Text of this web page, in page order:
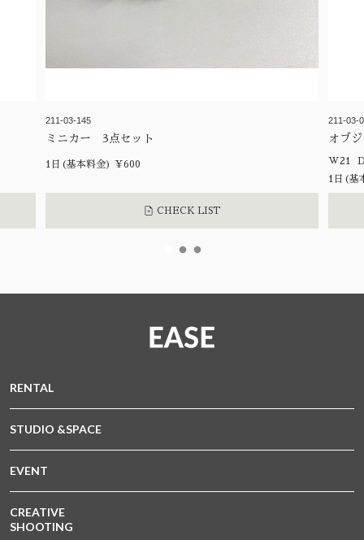
211-03-145
ミニカー 3点セット
1日(基本料金) ¥600
CHECK LIST
211-03-
オブ
1日(基
RENTAL
STUDIO &SPACE
EVENT
CREATIVE
SHOOTING